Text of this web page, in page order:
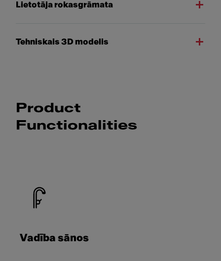
Lietotāja rokasgrāmata
Tehniskais 3D modelis
Product
Functionalities
Vadība sānos